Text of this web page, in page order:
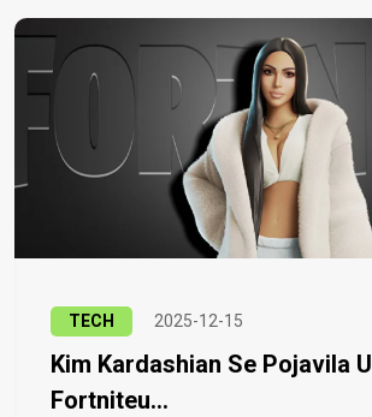
TECH 2025-12-15
Kim Kardashian Se Pojavila U
Fortniteu...